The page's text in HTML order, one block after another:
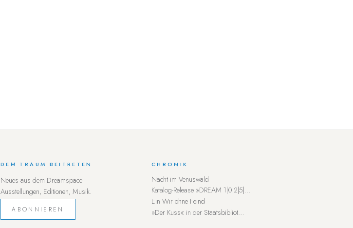
DEM TRAUM BEITRETEN
Neues aus dem Dreamspace —
Ausstellungen, Editionen, Musik.
ABONNIEREN
CHRONIK
Nacht im Venuswald
Katalog-Release »DREAM 1|0|2|5|…
Ein Wir ohne Feind
»Der Kuss« in der Staatsbibliot…